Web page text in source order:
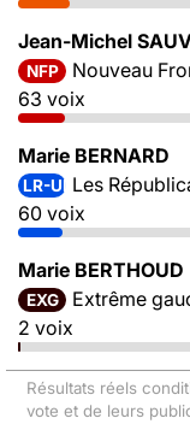
Jean-Michel
NFP
Nouveau
63 voix
Marie BERNARD
LR-UDI-DVD
Les
60 voix
Marie BERTHOUD
EXG
Extrême
2 voix
Résultats réels
vote et de leurs